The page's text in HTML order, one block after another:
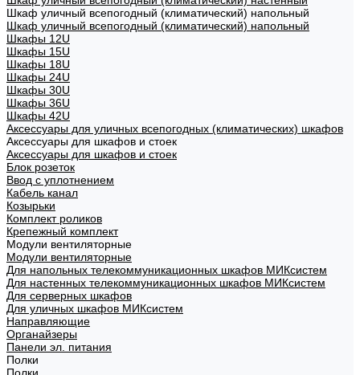
Шкаф уличный всепогодный (климатический) напольный
Шкаф уличный всепогодный (климатический) напольный
Шкафы 12U
Шкафы 15U
Шкафы 18U
Шкафы 24U
Шкафы 30U
Шкафы 36U
Шкафы 42U
Аксессуары для уличных всепогодных (климатических) шкафов
Аксессуары для шкафов и стоек
Аксессуары для шкафов и стоек
Блок розеток
Ввод с уплотнением
Кабель канал
Козырьки
Комплект роликов
Крепежный комплект
Модули вентиляторные
Модули вентиляторные
Для напольных телекоммуникационных шкафов МИКсистем
Для настенных телекоммуникационных шкафов МИКсистем
Для серверных шкафов
Для уличных шкафов МИКсистем
Направляющие
Органайзеры
Панели эл. питания
Полки